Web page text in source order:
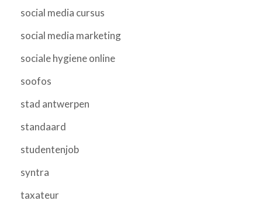
social media cursus
social media marketing
sociale hygiene online
soofos
stad antwerpen
standaard
studentenjob
syntra
taxateur